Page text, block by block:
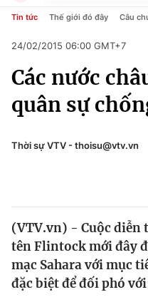
Chuyên mục
Chính trị
Y tế
Thế giới
Tin tức
Chính trị
Pháp luật
Kinh tế
Thể thao
Truyền hình
Y tế
Tin tức Thế giới đó đây Câu
24/02/2015 06:00 GMT+7
Các nước
quân sự
Thời sự VTV - thoisu@vtv.vn
(VTV.vn) - Cuộc diễn
tên Flintock mới đây
mạc Sahara với mục
đặc biệt để đối phó